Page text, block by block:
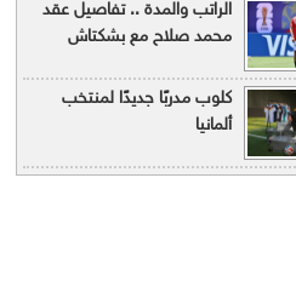
الراتب والمدة .. تفاصيل عقد
محمد صلاح مع بشكتاش
كلوب مدربًا جديدًا لمنتخب
ألمانيا